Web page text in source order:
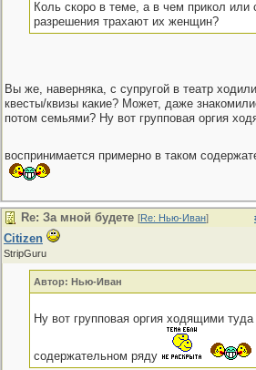
Коль скоро в теме, а в чем прикол
разрешения трахают их женщин?
Вы же, наверняка, с супругой в театр
квесты/квизы какие? Может, даже
потом семьями? Ну вот групповая оргия
воспринимается примерно в таком
Re: За мной будете [Re: Нью-Иван]
Citizen
StripGuru
Автор: Нью-Иван
Ну вот групповая оргия ходящими
содержательном ряду